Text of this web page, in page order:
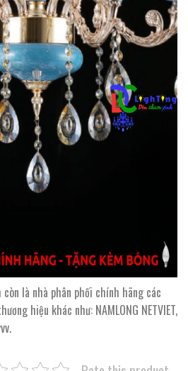
là nhà phân phối chính hãng các
hiệu khác như: NAMLONG NETVIET,